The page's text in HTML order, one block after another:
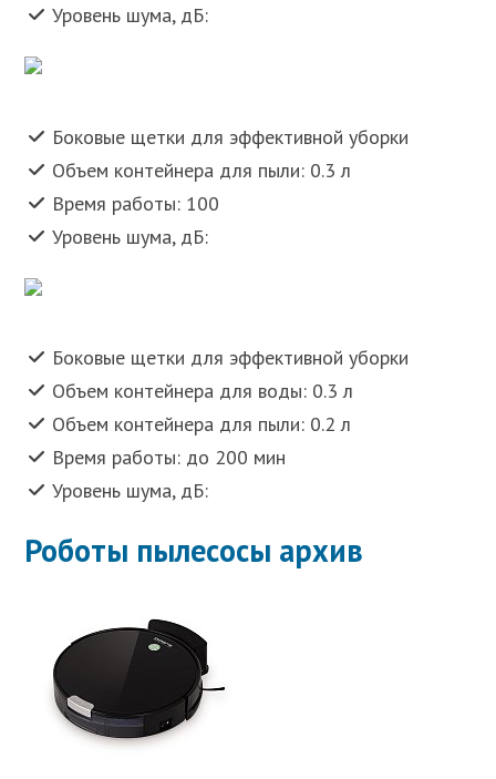
Уровень шума, дБ:
Боковые щетки для эффективной уборки
Объем контейнера для пыли: 0.3 л
Время работы: 100
Уровень шума, дБ:
Боковые щетки для эффективной уборки
Объем контейнера для воды: 0.3 л
Объем контейнера для пыли: 0.2 л
Время работы: до 200 мин
Уровень шума, дБ:
Роботы пылесосы архив